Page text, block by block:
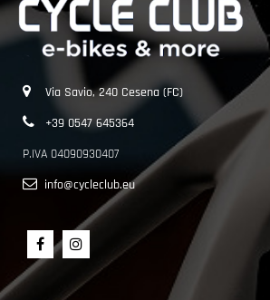
Via Savio, 240 Cesena (FC)
+39 0547 645364
P.IVA 04090930407
info@cycleclub.eu